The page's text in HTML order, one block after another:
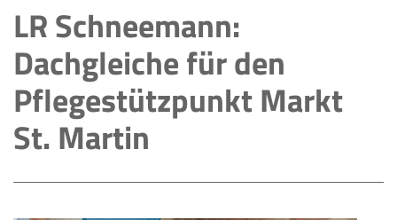
LR Schneemann:
Dachgleiche für den
Pflegestützpunkt Markt
St. Martin